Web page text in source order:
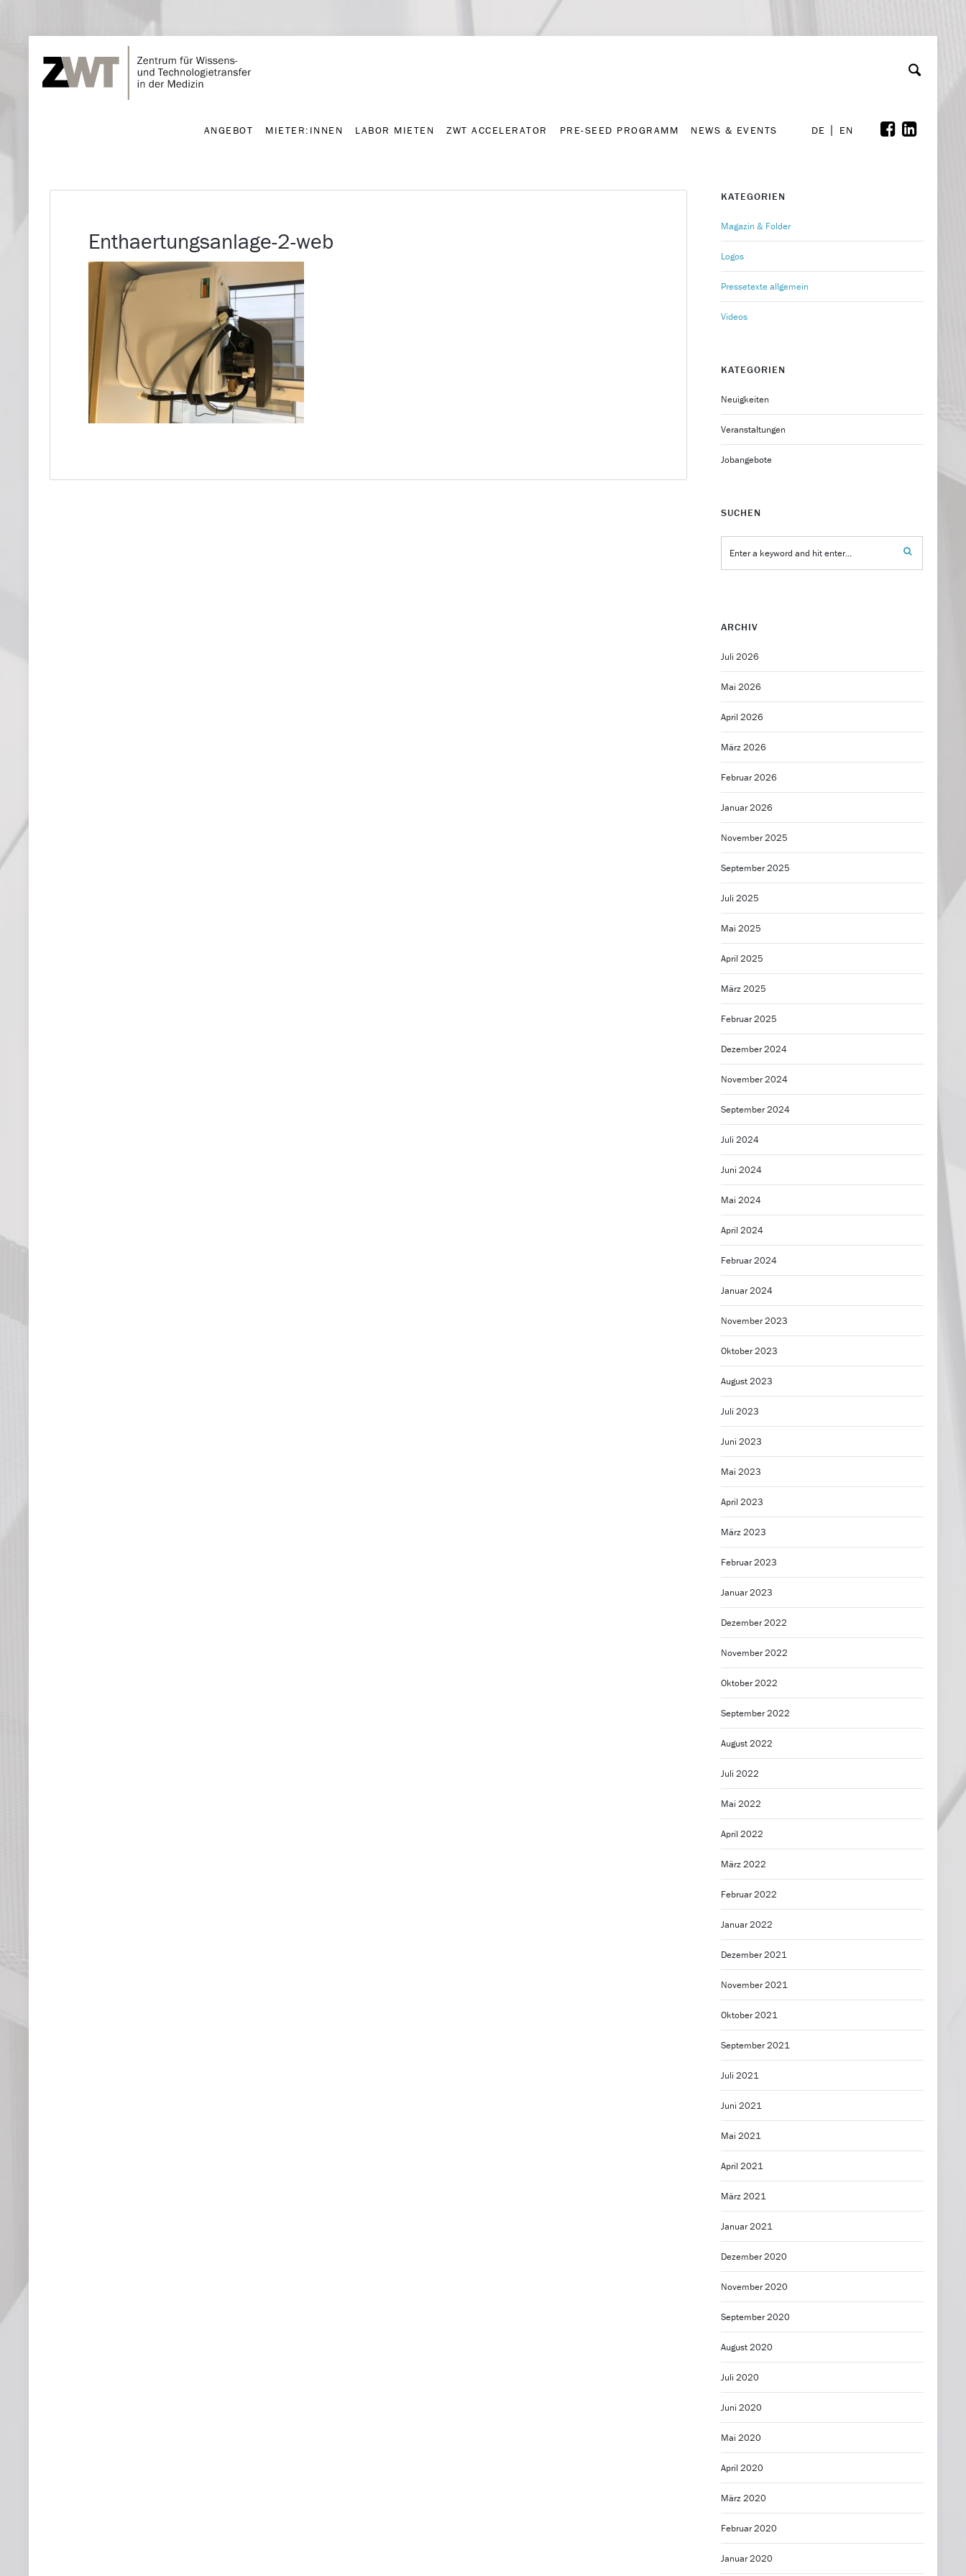
ANGEBOT
ANGEBOT MIETER:INNEN LABOR MIETEN ZWT ACCELERATOR PRE-SEED PROGRAMM NEWS & EVENTS DE EN
Enthaertungsanlage-2-web
KATEGORIEN
Magazin & Folder
Logos
Pressetexte allgemein
Videos
KATEGORIEN
Neuigkeiten
Veranstaltungen
Jobangebote
SUCHEN
ARCHIV
Juli 2026
Mai 2026
April 2026
März 2026
Februar 2026
Januar 2026
November 2025
September 2025
Juli 2025
Mai 2025
April 2025
März 2025
Februar 2025
Dezember 2024
November 2024
September 2024
Juli 2024
Juni 2024
Mai 2024
April 2024
Februar 2024
Januar 2024
November 2023
Oktober 2023
August 2023
Juli 2023
Juni 2023
Mai 2023
April 2023
März 2023
Februar 2023
Januar 2023
Dezember 2022
November 2022
Oktober 2022
September 2022
August 2022
Juli 2022
Mai 2022
April 2022
März 2022
Februar 2022
Januar 2022
Dezember 2021
November 2021
Oktober 2021
September 2021
Juli 2021
Juni 2021
Mai 2021
April 2021
März 2021
Januar 2021
Dezember 2020
November 2020
September 2020
August 2020
Juli 2020
Juni 2020
Mai 2020
April 2020
März 2020
Februar 2020
Januar 2020